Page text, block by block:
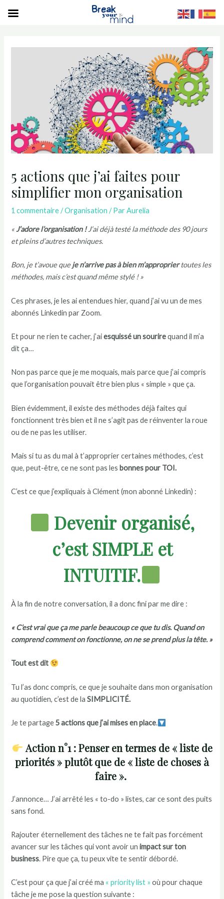
5 actions que j’ai faites pour
simplifier mon organisation
1 commentaire /Organisation / ParAurelia
« J’adore l’organisation !J’ai déjà testé la méthode des 90 jours
et pleins d’autres techniques.
Bon, je t’avoue queje n’arrive pas à bien m’appropriertoutes les
méthodes, mais c’est quand même stylé ! »
Ces phrases, je les ai entendues hier, quand j’ai vu un de mes
abonnés Linkedin par Zoom.
Et pour ne rien te cacher, j’aiesquissé un sourirequand il m’a
dit ça…
Non pas parce que je me moquais, mais parce que j’ai compris
que l’organisation pouvait être bien plus « simple » que ça.
Bien évidemment, il existe des méthodes déjà faites qui
fonctionnent très bien et il ne s’agit pas de réinventer la roue
ou de ne pas les utiliser.
Mais si tu as du mal à t’approprier certaines méthodes, c’est
que, peut-être, ce ne sont pas les bonnes pour TOI.
C’est ce que j’expliquais à Clément (mon abonné Linkedin) :
Devenir organisé,
c’est SIMPLE et
INTUITIF.
À la fin de notre conversation, il a donc fini par me dire :
« C’est vrai que ça me parle beaucoup ce que tu dis. Quand on
comprend comment on fonctionne, on ne se prend plus la tête. »
Tout est dit
Tu l’as donc compris, ce que je souhaite dans mon organisation
au quotidien, c’est de laSIMPLICITÉ.
Je te partage5 actions que j’ai mises en place.
Action n°1 : Penser en termes de « liste de
priorités » plutôt que de « liste de choses à
faire ».
J’annonce… J’ai arrêté les « to-do » listes, car ce sont des puits
sans fond.
Rajouter éternellement des tâches ne te fait pas forcément
avancer sur les tâches qui vont avoir unimpact sur ton
business. Pire que ça, tu peux vite te sentir débordé.
C’est pour ça que j’ai créé ma « priority list » où pour chaque
tâche je me pose la question suivante :